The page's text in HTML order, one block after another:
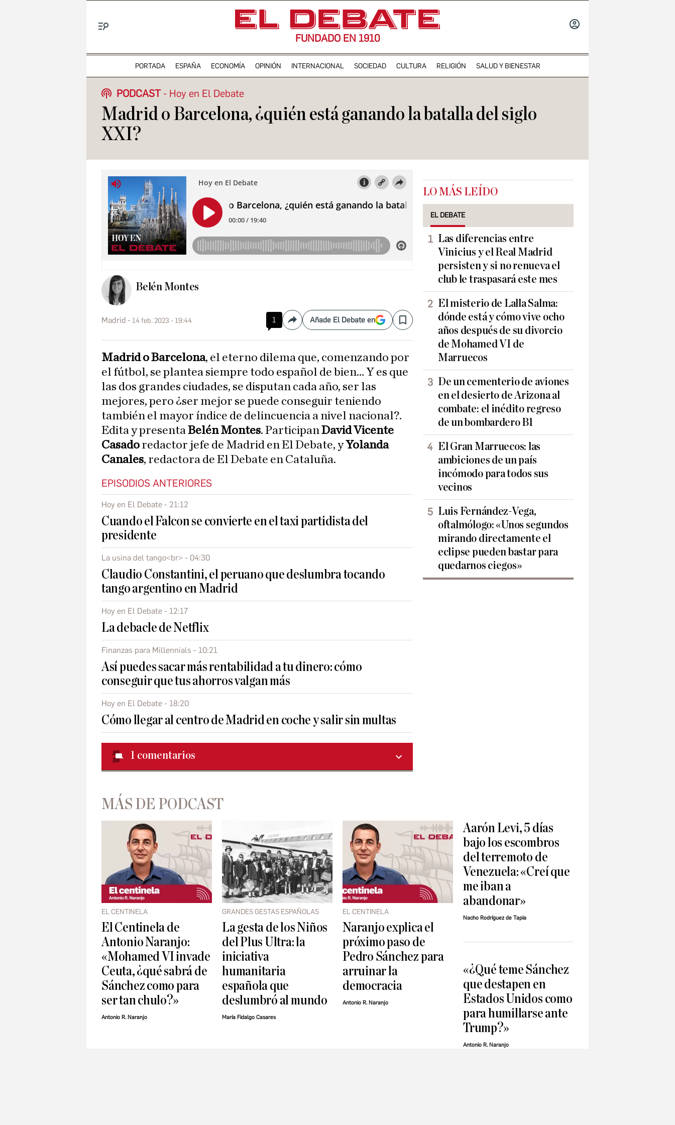
FUNDADO EN 1910
PORTADA ESPAÑA ECONOMÍA OPINIÓN INTERNACIONAL SOCIEDAD CULTURA RELIGIÓN SALUD Y BIENESTAR
PODCAST Hoy en El Debate
Madrid o Barcelona, ¿quién está ganando la batalla del siglo
XXI?
Belén Montes
Madrid 14 feb. 2023 - 19:44 1 CompartirAñade El Debate en Save
Madrid o Barcelona, el eterno dilema que, comenzando por
el fútbol, se plantea siempre todo español de bien… Y es que
las dos grandes ciudades, se disputan cada año, ser las
mejores, pero ¿ser mejor se puede conseguir teniendo
también el mayor índice de delincuencia a nivel nacional?.
Edita y presentaBelén Montes. ParticipanDavid Vicente
Casado redactor jefe de Madrid en El Debate, yYolanda
Canales, redactora de El Debate en Cataluña.
EPISODIOS ANTERIORES
Hoy en El Debate - 21:12
Cuando el Falcon se convierte en el taxi partidista del
presidente
La usina del tango<br> - 04:30
Claudio Constantini, el peruano que deslumbra tocando
tango argentino en Madrid
Hoy en El Debate - 12:17
La debacle de Netflix
Finanzas para Millennials - 10:21
Así puedes sacar más rentabilidad a tu dinero: cómo
conseguir que tus ahorros valgan más
Hoy en El Debate - 18:20
Cómo llegar al centro de Madrid en coche y salir sin multas
1 comentarios
LO MÁS LEÍDO
EL DEBATE
Las diferencias entre
Vinicius y el Real Madrid
persisten y si no renueva el
club le traspasará este mes
El misterio de Lalla Salma:
dónde está y cómo vive ocho
años después de su divorcio
de Mohamed VI de
Marruecos
De un cementerio de aviones
en el desierto de Arizona al
combate: el inédito regreso
de un bombardero B1
El Gran Marruecos: las
ambiciones de un país
incómodo para todos sus
vecinos
Luis Fernández-Vega,
oftalmólogo: «Unos segundos
mirando directamente el
eclipse pueden bastar para
quedarnos ciegos»
MÁS DE PODCAST
EL CENTINELA
El Centinela de
Antonio Naranjo:
«Mohamed VI invade
Ceuta, ¿qué sabrá de
Sánchez como para
ser tan chulo?»
Antonio R. Naranjo
GRANDES GESTAS ESPAÑOLAS
La gesta de los Niños
del Plus Ultra: la
iniciativa
humanitaria
española que
deslumbró al mundo
María Fidalgo Casares
EL CENTINELA
Naranjo explica el
próximo paso de
Pedro Sánchez para
arruinar la
democracia
Antonio R. Naranjo
Aarón Levi, 5 días
bajo los escombros
del terremoto de
Venezuela: «Creí que
me iban a
abandonar»
Nacho Rodríguez de Tapia
«¿Qué teme Sánchez
que destapen en
Estados Unidos como
para humillarse ante
Trump?»
Antonio R. Naranjo